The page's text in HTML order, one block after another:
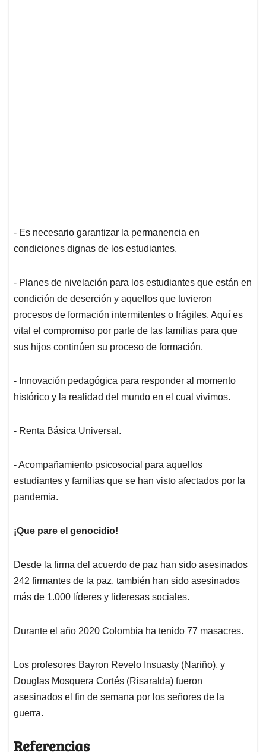
- Es necesario garantizar la permanencia en
condiciones dignas de los estudiantes.
- Planes de nivelación para los estudiantes que están en
condición de deserción y aquellos que tuvieron
procesos de formación intermitentes o frágiles. Aquí es
vital el compromiso por parte de las familias para que
sus hijos continúen su proceso de formación.
- Innovación pedagógica para responder al momento
histórico y la realidad del mundo en el cual vivimos.
- Renta Básica Universal.
- Acompañamiento psicosocial para aquellos
estudiantes y familias que se han visto afectados por la
pandemia.
¡Que pare el genocidio!
Desde la firma del acuerdo de paz han sido asesinados
242 firmantes de la paz, también han sido asesinados
más de 1.000 líderes y lideresas sociales.
Durante el año 2020 Colombia ha tenido 77 masacres.
Los profesores Bayron Revelo Insuasty (Nariño), y
Douglas Mosquera Cortés (Risaralda) fueron
asesinados el fin de semana por los señores de la
guerra.
Referencias